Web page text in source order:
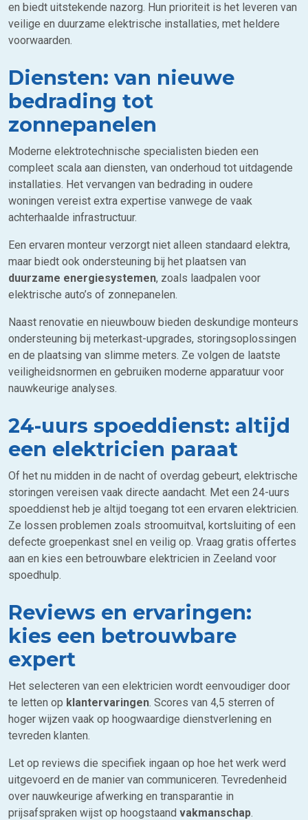
en biedt uitstekende nazorg. Hun prioriteit is het leveren van
veilige en duurzame elektrische installaties, met heldere
voorwaarden.
Diensten: van nieuwe
bedrading tot
zonnepanelen
Moderne elektrotechnische specialisten bieden een
compleet scala aan diensten, van onderhoud tot uitdagende
installaties. Het vervangen van bedrading in oudere
woningen vereist extra expertise vanwege de vaak
achterhaalde infrastructuur.
Een ervaren monteur verzorgt niet alleen standaard elektra,
maar biedt ook ondersteuning bij het plaatsen van
duurzame energiesystemen, zoals laadpalen voor
elektrische auto’s of zonnepanelen.
Naast renovatie en nieuwbouw bieden deskundige monteurs
ondersteuning bij meterkast-upgrades, storingsoplossingen
en de plaatsing van slimme meters. Ze volgen de laatste
veiligheidsnormen en gebruiken moderne apparatuur voor
nauwkeurige analyses.
24-uurs spoeddienst: altijd
een elektricien paraat
Of het nu midden in de nacht of overdag gebeurt, elektrische
storingen vereisen vaak directe aandacht. Met een 24-uurs
spoeddienst heb je altijd toegang tot een ervaren elektricien.
Ze lossen problemen zoals stroomuitval, kortsluiting of een
defecte groepenkast snel en veilig op. Vraag gratis offertes
aan en kies een betrouwbare elektricien in Zeeland voor
spoedhulp.
Reviews en ervaringen:
kies een betrouwbare
expert
Het selecteren van een elektricien wordt eenvoudiger door
te letten op klantervaringen. Scores van 4,5 sterren of
hoger wijzen vaak op hoogwaardige dienstverlening en
tevreden klanten.
Let op reviews die specifiek ingaan op hoe het werk werd
uitgevoerd en de manier van communiceren. Tevredenheid
over nauwkeurige afwerking en transparantie in
prijsafspraken wijst op hoogstaand vakmanschap.